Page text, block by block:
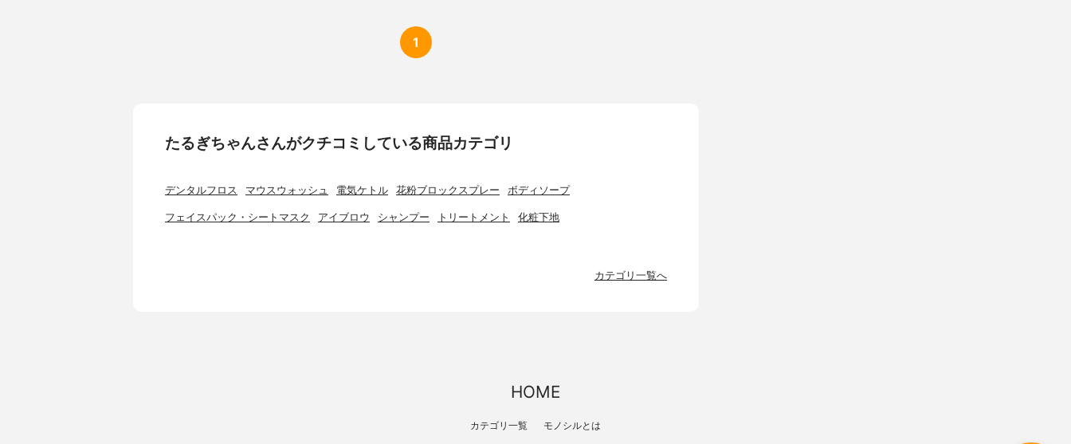
1
たるぎちゃんさんがクチコミしている商品カテゴリ
デンタルフロス マウスウォッシュ 電気ケトル 花粉ブロックスプレー ボディソープ
フェイスパック・シートマスク アイブロウ シャンプー トリートメント 化粧下地
カテゴリ一覧へ
HOME
カテゴリ一覧 モノシルとは